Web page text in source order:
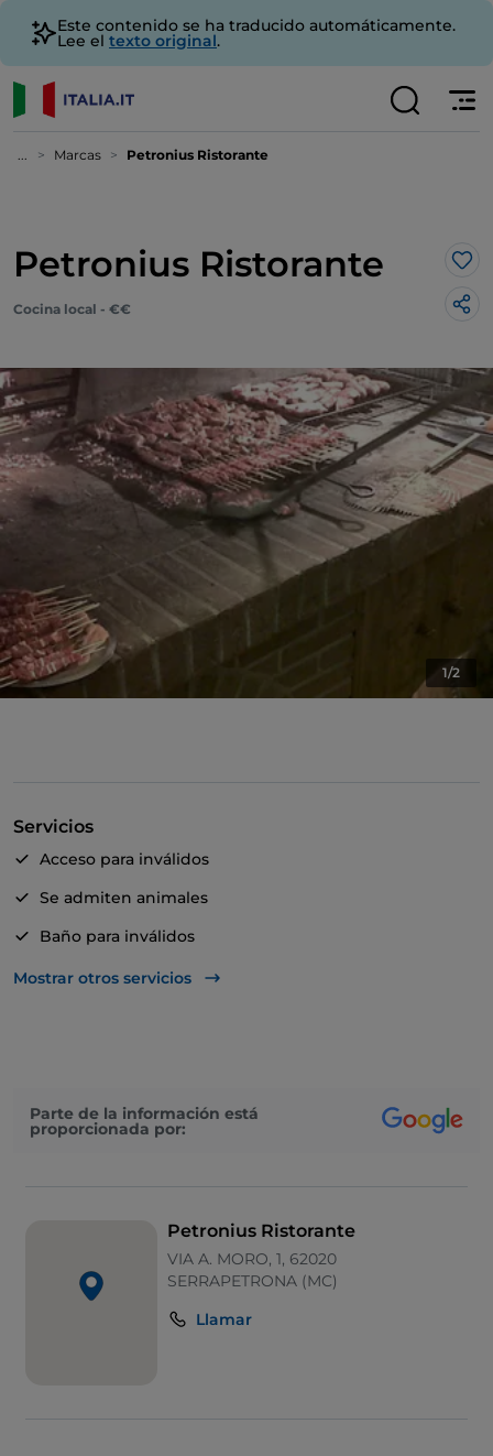
Este contenido se ha traducido automáticamente.
Lee el texto original.
... Marcas Petronius Ristorante
Petronius Ristorante Me
Cocina local - €€
1/2
Servicios
Acceso para inválidos
Se admiten animales
Baño para inválidos
Aparcamiento
Bancomat
Mostrar otros servicios
Parte de la información está
proporcionada por:
Petronius Ristorante
VIA A. MORO, 1, 62020
SERRAPETRONA (MC)
Llamar